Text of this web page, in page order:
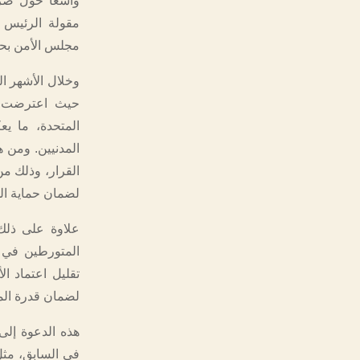
مقولة
مجلس الأمن
وخلال الأشهر
حيث اعترضت
المتحدة،
المدنيين.
القرار، وذلك
لضمان حماية
علاوة على
المتورطين
تقليل اعتماد
لضمان قدرة
هذه الدعوة
في السابق،